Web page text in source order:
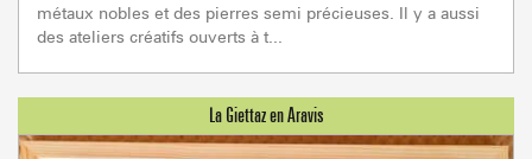
métaux nobles et des pierres semi précieuses. Il y a aussi
des ateliers créatifs ouverts à t...